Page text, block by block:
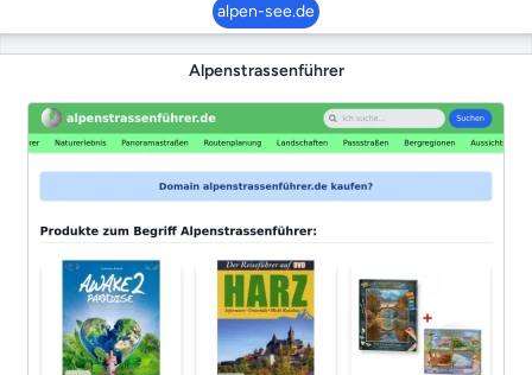
alpen-see.de
Alpenstrassenführer